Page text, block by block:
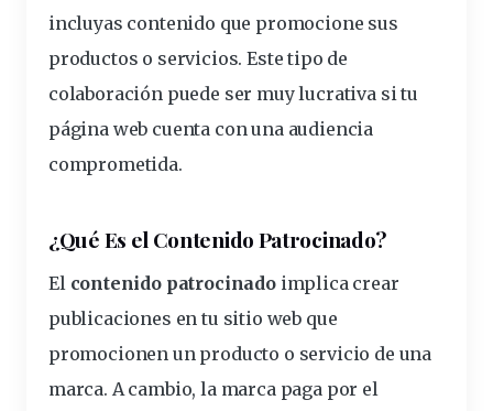
incluyas contenido que promocione sus
productos o servicios. Este tipo de
colaboración puede ser muy lucrativa si tu
página web cuenta con una audiencia
comprometida.
¿Qué Es el Contenido Patrocinado?
El contenido patrocinadoimplica crear
publicaciones en tu sitio web que
promocionen un producto o servicio de una
marca. A cambio, la marca paga por el